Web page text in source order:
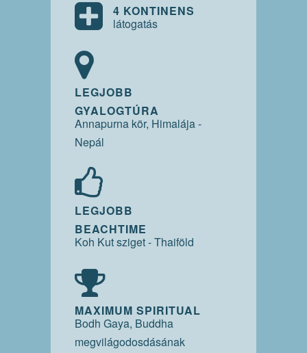
4 KONTINENS
látogatás
LEGJOBB
GYALOGTÚRA
Annapurna kör, Himalája -
Nepál
LEGJOBB
BEACHTIME
Koh Kut sziget - Thaiföld
MAXIMUM SPIRITUAL
Bodh Gaya, Buddha
megvilágodosdásának